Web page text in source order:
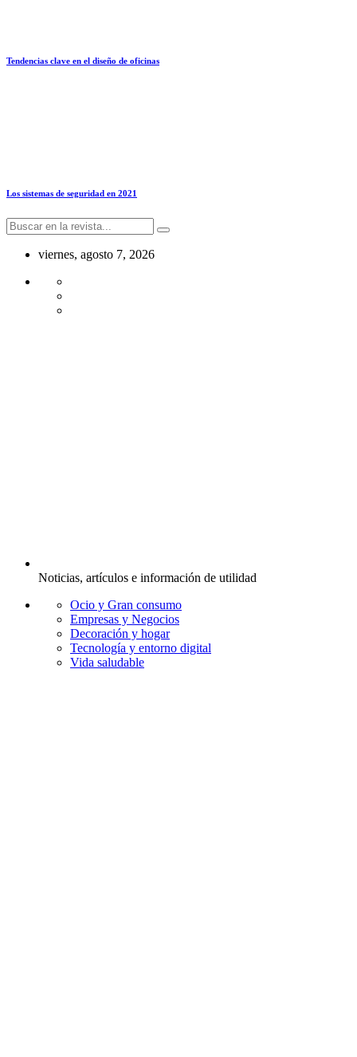
Tendencias clave en el diseño de oficinas
Los sistemas de seguridad en 2021
viernes, agosto 7, 2026
Noticias, artículos e información de utilidad
Ocio y Gran consumo
Empresas y Negocios
Decoración y hogar
Tecnología y entorno digital
Vida saludable